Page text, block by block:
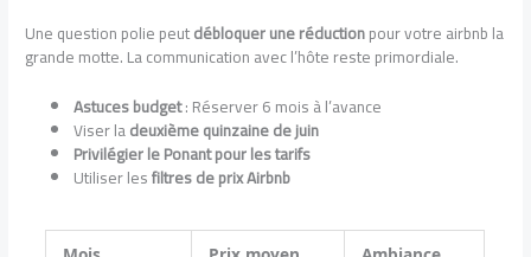
Une question polie peutdébloquer une réductionpour votre airbnb la
grande motte. La communication avec l’hôte reste primordiale.
Astuces budget: Réserver 6 mois à l’avance
Viser ladeuxième quinzaine de juin
Privilégier le Ponant pour les tarifs
Utiliser lesfiltres de prix Airbnb